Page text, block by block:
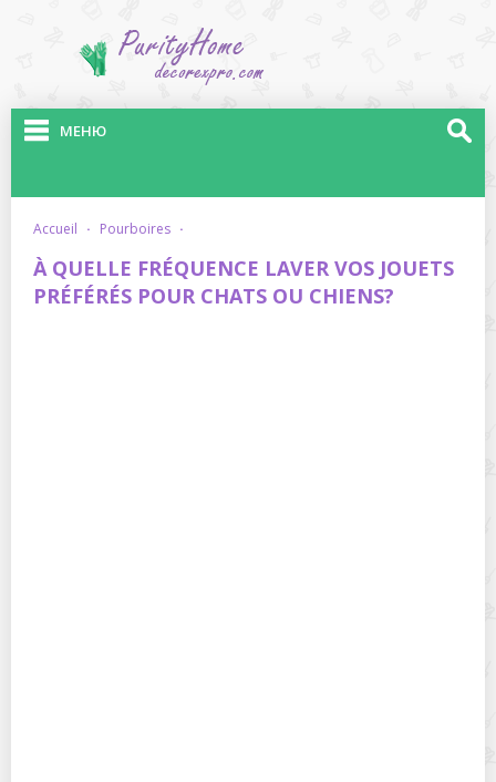
МЕНЮ
accueil · pourboires ·
À QUELLE FRÉQUENCE LAVER VOS JOUETS
PRÉFÉRÉS POUR CHATS OU CHIENS?